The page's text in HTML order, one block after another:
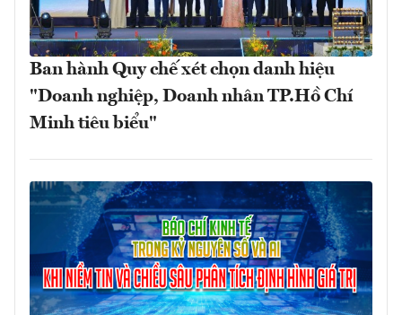
Ban hành Quy chế xét chọn danh hiệu
"Doanh nghiệp, Doanh nhân TP.Hồ Chí
Minh tiêu biểu"